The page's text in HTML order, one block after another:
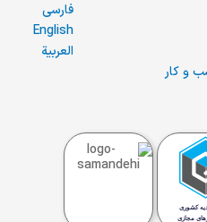
و کار
فارسی
English
العربية